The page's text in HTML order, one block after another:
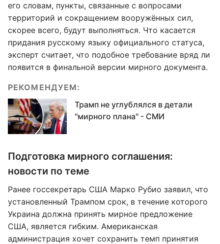
его словам, пункты, связанные с вопросами
территорий и сокращением вооружённых сил,
скорее всего, будут выполняться. Что касается
придания русскому языку официального статуса,
эксперт считает, что подобное требование вряд ли
появится в финальной версии мирного документа.
РЕКОМЕНДУЕМ:
Трамп не углублялся в детали
"мирного плана" - СМИ
Подготовка мирного соглашения:
новости по теме
Ранее госсекретарь США Марко Рубио заявил, что
установленный Трампом срок, в течение которого
Украина должна принять мирное предложение
США, является гибким. Американская
администрация хочет сохранить темп принятия